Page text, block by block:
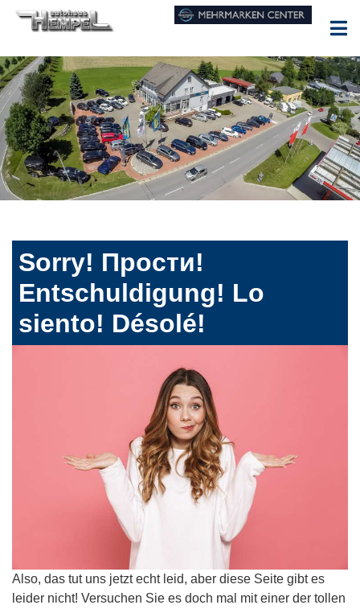
Sorry! Прости!
Entschuldigung! Lo
siento! Désolé!
Also, das tut uns jetzt echt leid, aber diese Seite gibt es
leider nicht! Versuchen Sie es doch mal mit einer der tollen